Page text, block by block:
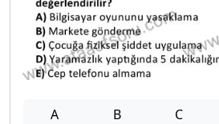
A B C